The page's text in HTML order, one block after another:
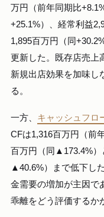
万円（前年同期比
+25.1%）、経常利益
1,895百万円（同
更新した。既存店売上
新規出店効果を加味し
る。
一方、 キャッシュフロ
CFは1,316百万円（前
百万円（同▲173.4%）
▲40.6%）まで低下し
金需要の増加が主因で
乖離をどう評価するか